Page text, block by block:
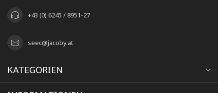
+43 (0) 6245 / 8951-27
seec@jacoby.at
KATEGORIEN